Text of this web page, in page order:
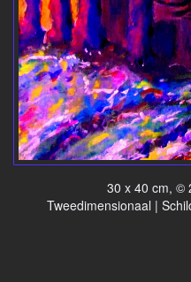
30 x 40 cm, ©
Tweedimensionaal |